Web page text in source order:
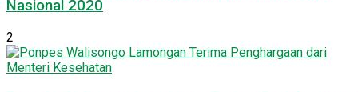
Nasional 2020
2